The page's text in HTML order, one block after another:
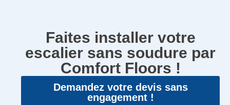
Faites installer votre
escalier sans soudure par
Comfort Floors !
Demandez votre devis sans
engagement !